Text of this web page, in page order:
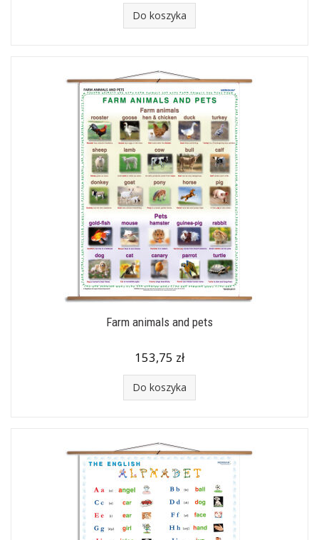
Do koszyka
Farm animals and pets
153,75 zł
Do koszyka